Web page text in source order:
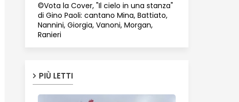
©Vota la Cover, "Il cielo in una stanza"
di Gino Paoli: cantano Mina, Battiato,
Nannini, Giorgia, Vanoni, Morgan,
Ranieri
PIÙ LETTI